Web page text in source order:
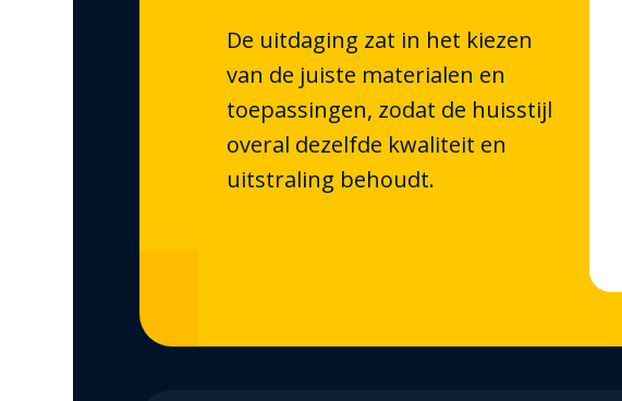
De uitdaging zat in het kiezen
van de juiste materialen en
toepassingen, zodat de huisstijl
overal dezelfde kwaliteit en
uitstraling behoudt.